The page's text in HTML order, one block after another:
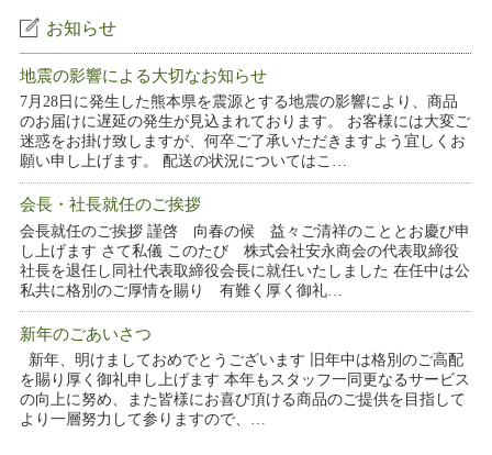
お知らせ
地震の影響による大切なお知らせ
7月28日に発生した熊本県を震源とする地震の影響により、商品
のお届けに遅延の発生が見込まれております。 お客様には大変ご
迷惑をお掛け致しますが、何卒ご了承いただきますよう宜しくお
願い申し上げます。 配送の状況についてはこ…
会長・社長就任のご挨拶
会長就任のご挨拶 謹啓 向春の候 益々ご清祥のこととお慶び申
し上げます さて私儀 このたび 株式会社安永商会の代表取締役
社長を退任し同社代表取締役会長に就任いたしました 在任中は公
私共に格別のご厚情を賜り 有難く厚く御礼…
新年のごあいさつ
新年、明けましておめでとうございます 旧年中は格別のご高配
を賜り厚く御礼申し上げます 本年もスタッフ一同更なるサービス
の向上に努め、また皆様にお喜び頂ける商品のご提供を目指して
より一層努力して参りますので、…